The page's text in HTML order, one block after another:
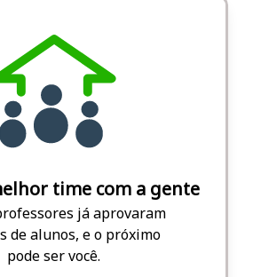
time com a gente
já aprovaram
de alunos, e o próximo
pode ser você.